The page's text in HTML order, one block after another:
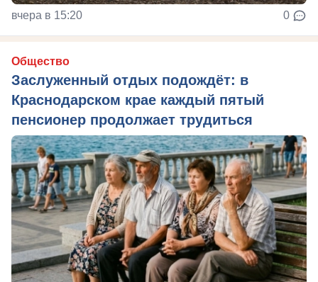
вчера в 15:20 0
Общество
Заслуженный отдых подождёт: в
Краснодарском крае каждый пятый
пенсионер продолжает трудиться